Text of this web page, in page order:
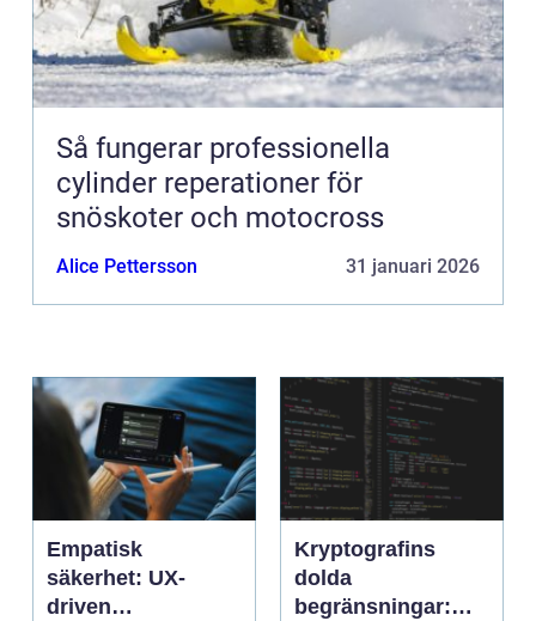
Så fungerar professionella
cylinder reperationer för
snöskoter och motocross
Alice Pettersson 31 januari 2026
Empatisk
säkerhet: UX-
driven
Kryptografins
dolda
begränsningar: